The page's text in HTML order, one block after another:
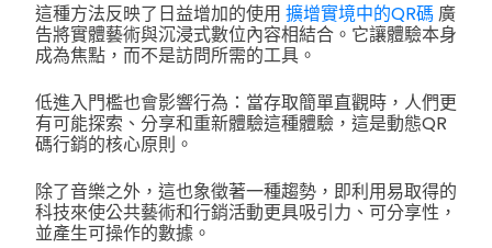
這種方法反映了日益增加的使用 擴增實境中的QR碼 廣
告將實體藝術與沉浸式數位內容相結合。它讓體驗本身
成為焦點，而不是訪問所需的工具。
低進入門檻也會影響行為：當存取簡單直觀時，人們更
有可能探索、分享和重新體驗這種體驗，這是動態QR
碼行銷的核心原則。
除了音樂之外，這也象徵著一種趨勢，即利用易取得的
科技來使公共藝術和行銷活動更具吸引力、可分享性，
並產生可操作的數據。